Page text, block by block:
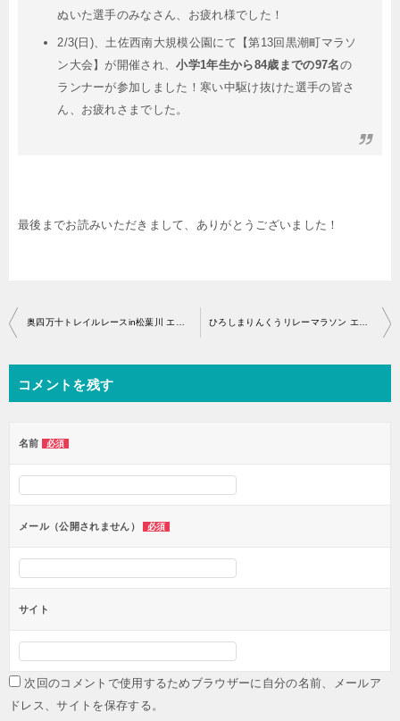
ぬいた選手のみなさん、お疲れ様でした！
2/3(日)、土佐西南大規模公園にて【第13回黒潮町マラソ
ン大会】が開催され、小学1年生から84歳までの97名の
ランナーが参加しました！寒い中駆け抜けた選手の皆さ
ん、お疲れさまでした。
最後までお読みいただきまして、ありがとうございました！
投
稿
ナ
ビ
シ
ョ
ン
コメントを残す
名前 必須
メール（公開されません） 必須
サイト
次回のコメントで使用するためブラウザーに自分の名前、メールア
ドレス、サイトを保存する。